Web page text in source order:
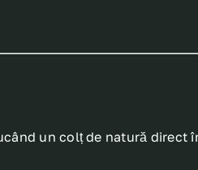
un colț de natură direct